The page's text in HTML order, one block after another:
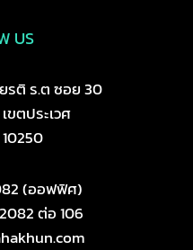
US
รติ ร.ต ซอย 30
ขตประเวศ
(ออฟฟิศ)
ต่อ 106